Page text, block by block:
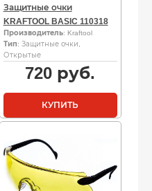
Защитные очки
KRAFTOOL BASIC 110318
Производитель: Kraftool
Тип: Защитные очки,
Открытые
720 руб.
КУПИТЬ